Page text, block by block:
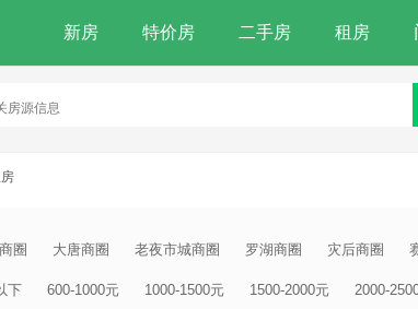
新房 特价房 二手房 租房
圈 大唐商圈 老夜市城商圈 罗湖商圈 灾后商圈
下 600-1000元 1000-1500元 1500-2000元 2000-